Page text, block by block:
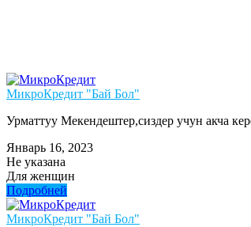
МикроКредит "Бай Бол"
Урматтуу Мекендештер,сиздер учун акча
Январь 16, 2023
Не указана
Для женщин
Подробней
МикроКредит "Бай Бол"